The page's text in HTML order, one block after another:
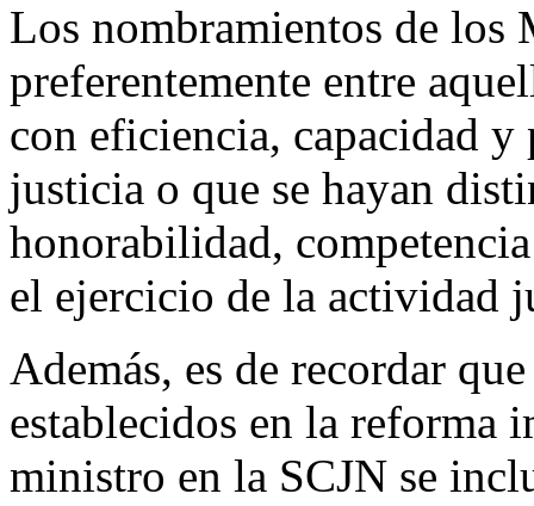
Los nombramientos de los
preferentemente entre
con eficiencia, capacidad
justicia o que se hayan
honorabilidad,
el ejercicio de la actividad
Además, es de recordar
establecidos en la reforma
ministro en la SCJN se